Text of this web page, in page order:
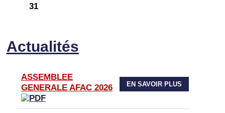
31
Actualités
ASSEMBLEE
GENERALE AFAC 2026
EN SAVOIR PLUS